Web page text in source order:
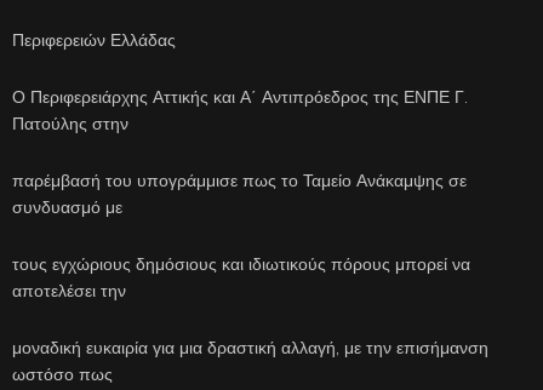
Περιφερειών Ελλάδας
Ο Περιφερειάρχης Αττικής και Α΄ Αντιπρόεδρος της ΕΝΠΕ Γ.
Πατούλης στην
παρέμβασή του υπογράμμισε πως το Ταμείο Ανάκαμψης σε
συνδυασμό με
τους εγχώριους δημόσιους και ιδιωτικούς πόρους μπορεί να
αποτελέσει την
μοναδική ευκαιρία για μια δραστική αλλαγή, με την επισήμανση
ωστόσο πως